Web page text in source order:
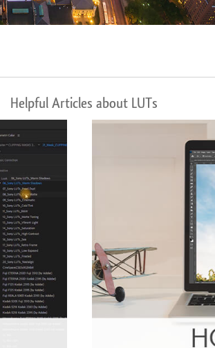
Helpful Articles about LUTs